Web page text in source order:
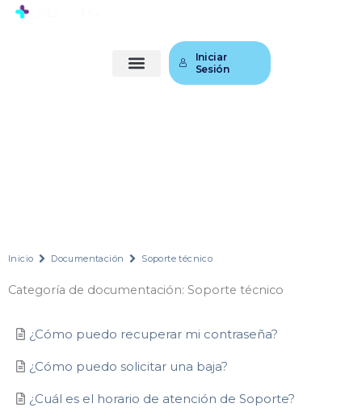
Iniciar
Sesión
Inicio Documentación Soporte técnico
Categoría de documentación: Soporte técnico
¿Cómo puedo recuperar mi contraseña?
¿Cómo puedo solicitar una baja?
¿Cuál es el horario de atención de Soporte?